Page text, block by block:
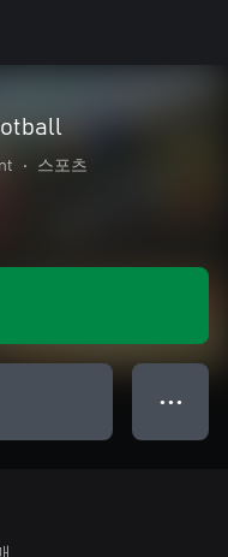
• 스포츠
● ● ●